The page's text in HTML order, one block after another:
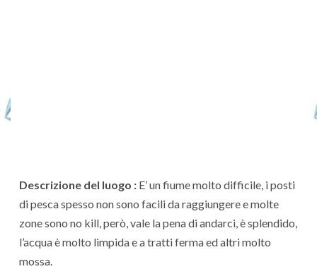
Descrizione del luogo : E’ un fiume molto difficile, i posti
di pesca spesso non sono facili da raggiungere e molte
zone sono no kill, però, vale la pena di andarci, è splendido,
l’acqua è molto limpida e a tratti ferma ed altri molto
mossa.